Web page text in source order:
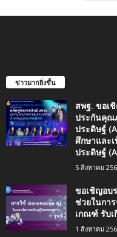
ข่าวมากยิ่งขึ้น
สพฐ. ขอเ
ประกันคุณ
ประดิษฐ์
ศึกษาและ
ประดิษฐ์
5 สิงหาคม
ขอเชิญอบ
ช่วยในกา
เกณฑ์ รับเ
1 สิงหาคม